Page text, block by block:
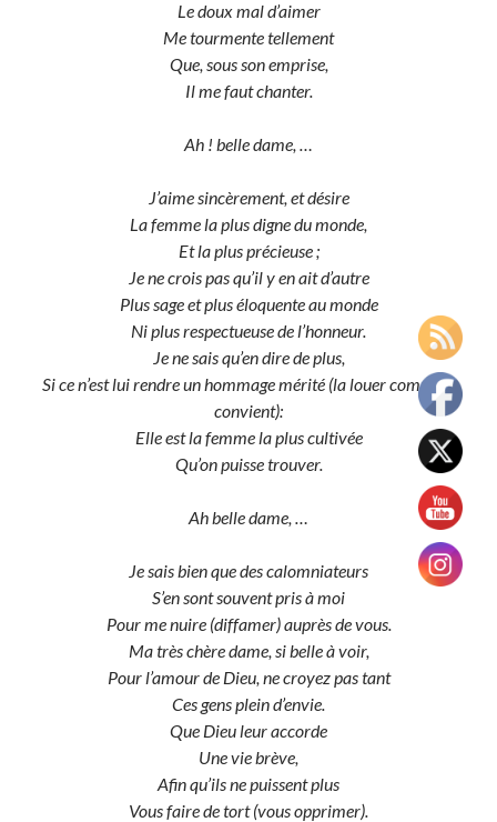
Le doux mal d’aimer
Me tourmente tellement
Que, sous son emprise,
Il me faut chanter.
Ah ! belle dame, …
J’aime sincèrement, et désire
La femme la plus digne du monde,
Et la plus précieuse ;
Je ne crois pas qu’il y en ait d’autre
Plus sage et plus éloquente au monde
Ni plus respectueuse de l’honneur.
Je ne sais qu’en dire de plus,
Si ce n’est lui rendre un hommage mérité (la louer comme il
convient):
Elle est la femme la plus cultivée
Qu’on puisse trouver.
Ah belle dame, …
Je sais bien que des calomniateurs
S’en sont souvent pris à moi
Pour me nuire (diffamer) auprès de vous.
Ma très chère dame, si belle à voir,
Pour l’amour de Dieu, ne croyez pas tant
Ces gens plein d’envie.
Que Dieu leur accorde
Une vie brève,
Afin qu’ils ne puissent plus
Vous faire de tort (vous opprimer).